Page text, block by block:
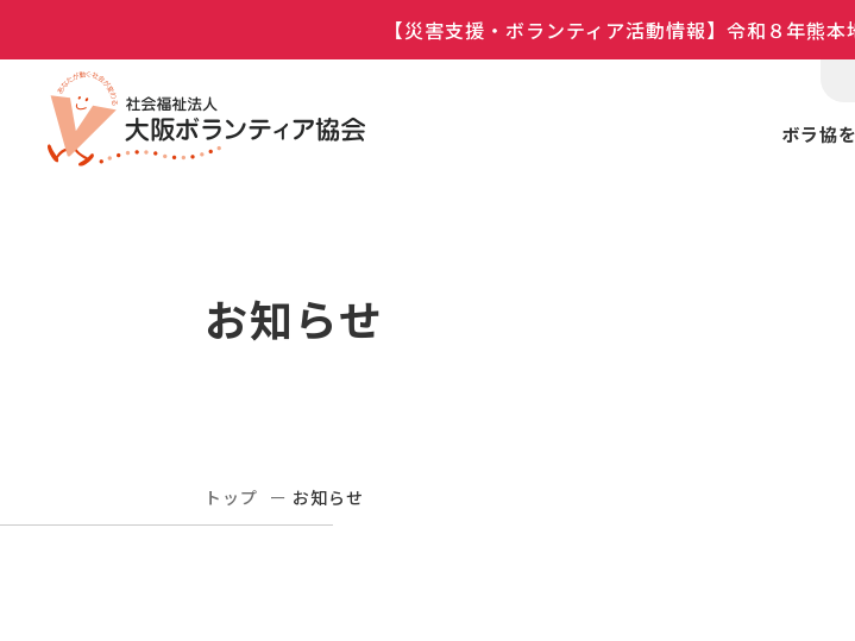
【災害支援・ボランティア活動情報】令和８年熊
ボラ協
お知らせ
トップ お知らせ